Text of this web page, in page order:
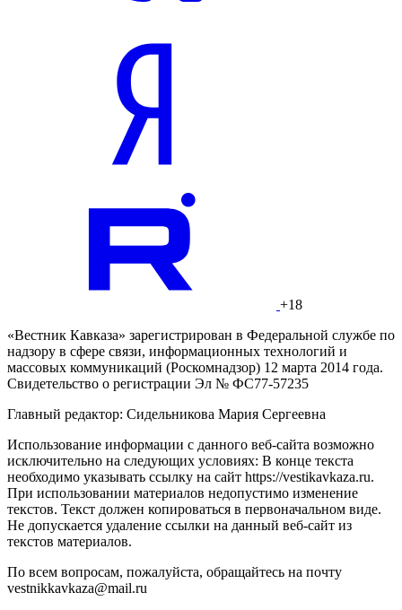
+18
«Вестник Кавказа» зарегистрирован в Федеральной службе по
надзору в сфере связи, информационных технологий и
массовых коммуникаций (Роскомнадзор) 12 марта 2014 года.
Свидетельство о регистрации Эл № ФС77-57235
Главный редактор: Сидельникова Мария Сергеевна
Использование информации с данного веб-сайта возможно
исключительно на следующих условиях: В конце текста
необходимо указывать ссылку на сайт https://vestikavkaza.ru.
При использовании материалов недопустимо изменение
текстов. Текст должен копироваться в первоначальном виде.
Не допускается удаление ссылки на данный веб-сайт из
текстов материалов.
По всем вопросам, пожалуйста, обращайтесь на почту
vestnikkavkaza@mail.ru